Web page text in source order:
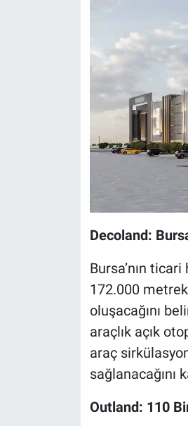
Decoland:
Bursa’nın
172.000
oluşacağını
araçlık açık
araç
sağlanacağını
Outland: 110